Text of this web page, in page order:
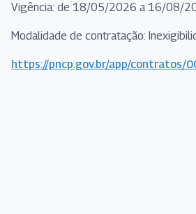
Vigência: de 18/05/2026 a 16/08/
Modalidade de contratação:
https://pncp.gov.br/app/